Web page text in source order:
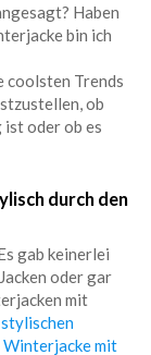
Haben
bin ich
coolsten Trends
ob
oder ob es
durch den
gab keinerlei
oder gar
mit
stylischen
Winterjacke mit